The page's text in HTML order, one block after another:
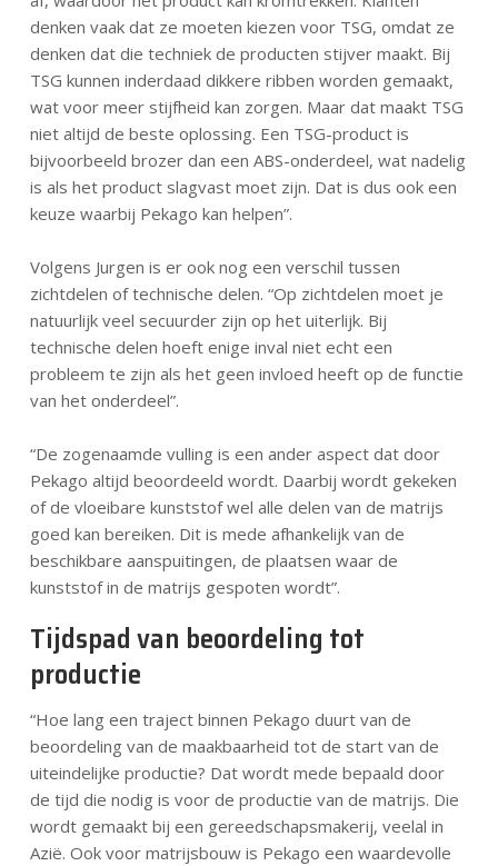
denken vaak dat ze moeten kiezen voor TSG, omdat ze
denken dat die techniek de producten stijver maakt. Bij
TSG kunnen inderdaad dikkere ribben worden gemaakt,
wat voor meer stijfheid kan zorgen. Maar dat maakt TSG
niet altijd de beste oplossing. Een TSG-product is
bijvoorbeeld brozer dan een ABS-onderdeel, wat nadelig
is als het product slagvast moet zijn. Dat is dus ook een
keuze waarbij Pekago kan helpen”.
Volgens Jurgen is er ook nog een verschil tussen
zichtdelen of technische delen. “Op zichtdelen moet je
natuurlijk veel secuurder zijn op het uiterlijk. Bij
technische delen hoeft enige inval niet echt een
probleem te zijn als het geen invloed heeft op de functie
van het onderdeel”.
“De zogenaamde vulling is een ander aspect dat door
Pekago altijd beoordeeld wordt. Daarbij wordt gekeken
of de vloeibare kunststof wel alle delen van de matrijs
goed kan bereiken. Dit is mede afhankelijk van de
beschikbare aanspuitingen, de plaatsen waar de
kunststof in de matrijs gespoten wordt”.
Tijdspad van beoordeling tot
productie
“Hoe lang een traject binnen Pekago duurt van de
beoordeling van de maakbaarheid tot de start van de
uiteindelijke productie? Dat wordt mede bepaald door
de tijd die nodig is voor de productie van de matrijs. Die
wordt gemaakt bij een gereedschapsmakerij, veelal in
Azië. Ook voor matrijsbouw is Pekago een waardevolle